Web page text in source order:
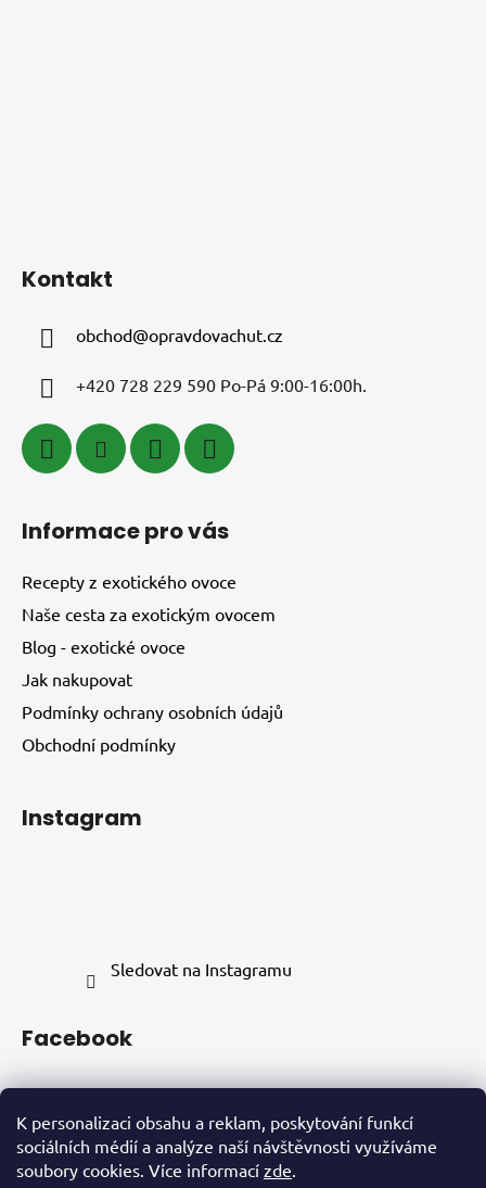
K personalizaci obsahu a reklam, poskytování funkcí
sociálních médií a analýze naší návštěvnosti využíváme
soubory cookies. Více informací zde.
Kontakt
obchod@opravdovachut.cz
+420 728 229 590 Po-Pá 9:00-16:00h.
Informace pro vás
Recepty z exotického ovoce
Naše cesta za exotickým ovocem
Blog - exotické ovoce
Jak nakupovat
Podmínky ochrany osobních údajů
Obchodní podmínky
Instagram
Sledovat na Instagramu
Facebook